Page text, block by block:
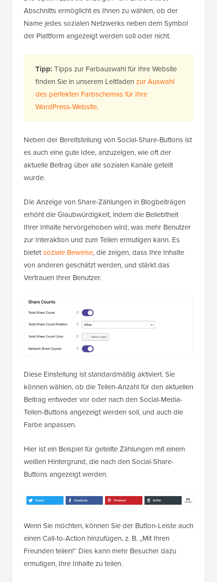
Abschnitts ermöglicht es Ihnen zu wählen, ob der
Name jedes sozialen Netzwerks neben dem Symbol
der Plattform angezeigt werden soll oder nicht.
Tipp: Tipps zur Farbauswahl für Ihre Website
finden Sie in unserem Leitfaden zur Auswahl
des perfekten Farbschemas für Ihre
WordPress-Website.
Neben der Bereitstellung von Social-Share-Buttons ist
es auch eine gute Idee, anzuzeigen, wie oft der
aktuelle Beitrag über alle sozialen Kanäle geteilt
wurde.
Die Anzeige von Share-Zählungen in Blogbeiträgen
erhöht die Glaubwürdigkeit, indem die Beliebtheit
Ihrer Inhalte hervorgehoben wird, was mehr Benutzer
zur Interaktion und zum Teilen ermutigen kann. Es
bietetsoziale Beweise, die zeigen, dass Ihre Inhalte
von anderen geschätzt werden, und stärkt das
Vertrauen Ihrer Benutzer.
Diese Einstellung ist standardmäßig aktiviert. Sie
können wählen, ob die Teilen-Anzahl für den aktuellen
Beitrag entweder vor oder nach den Social-Media-
Teilen-Buttons angezeigt werden soll, und auch die
Farbe anpassen.
Hier ist ein Beispiel für geteilte Zählungen mit einem
weißen Hintergrund, die nach den Social-Share-
Buttons angezeigt werden.
Wenn Sie möchten, können Sie der Button-Leiste auch
einen Call-to-Action hinzufügen, z. B. „Mit Ihren
Freunden teilen!“ Dies kann mehr Besucher dazu
ermutigen, Ihre Inhalte zu teilen.